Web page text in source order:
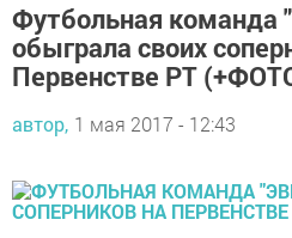
Футбольная команда
обыграла своих
Первенстве РТ
автор, 1 мая 2017 - 12:43